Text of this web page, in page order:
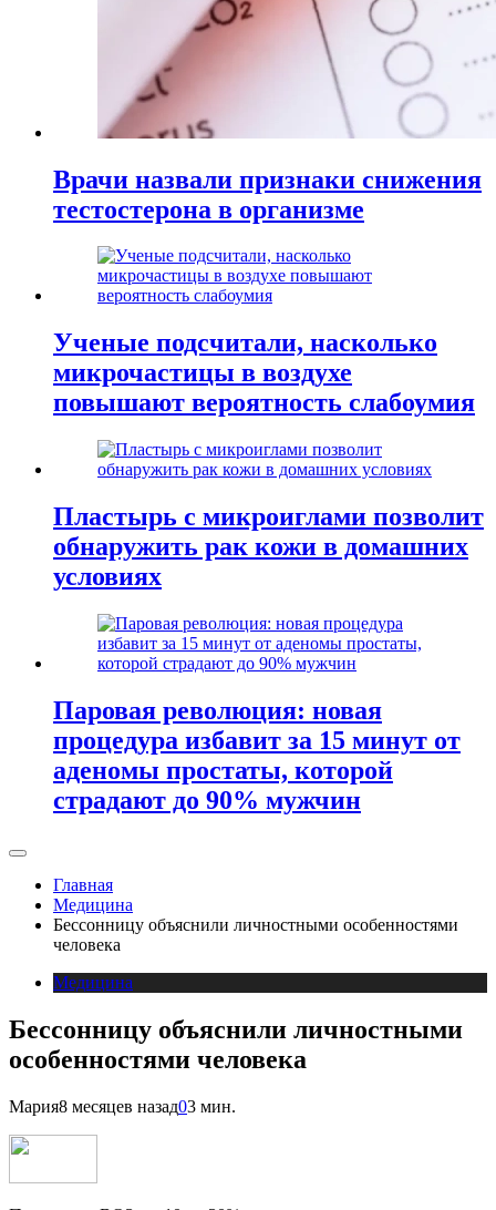
Врачи назвали признаки снижения
тестостерона в организме
Ученые подсчитали, насколько
микрочастицы в воздухе
повышают вероятность слабоумия
Пластырь с микроиглами позволит
обнаружить рак кожи в домашних
условиях
Паровая революция: новая
процедура избавит за 15 минут от
аденомы простаты, которой
страдают до 90% мужчин
Главная
Медицина
Бессонницу объяснили личностными особенностями
человека
Медицина
Бессонницу объяснили личностными
особенностями человека
Мария8 месяцев назад03 мин.